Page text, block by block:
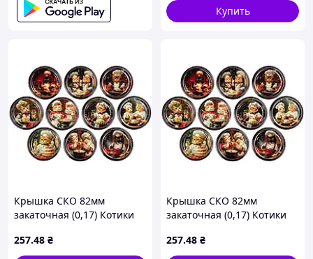
Купить
Крышка СКО 82мм
закаточная (0,17) Котики
(лак/эмаль) ТМ ПАННОЧКА
257.48 ₴
Крышка СКО 82мм
закаточная (0,17) Котики
(лак/эмаль) ТМ ПАННОЧКА
257.48 ₴